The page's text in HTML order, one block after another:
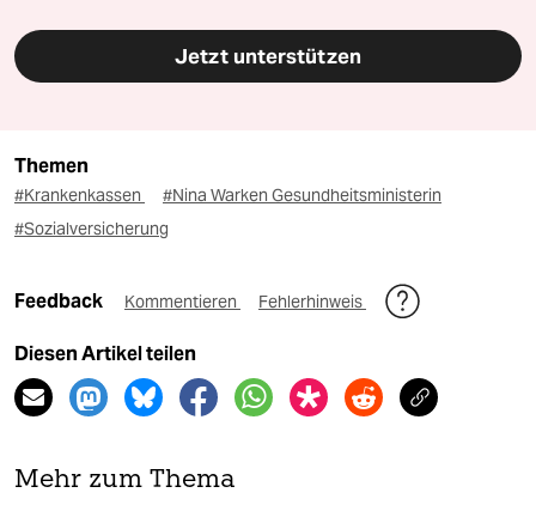
Jetzt unterstützen
Themen
#Krankenkassen
#Nina Warken Gesundheitsministerin
#Sozialversicherung
Feedback Kommentieren Fehlerhinweis
Diesen Artikel teilen
Mehr zum Thema